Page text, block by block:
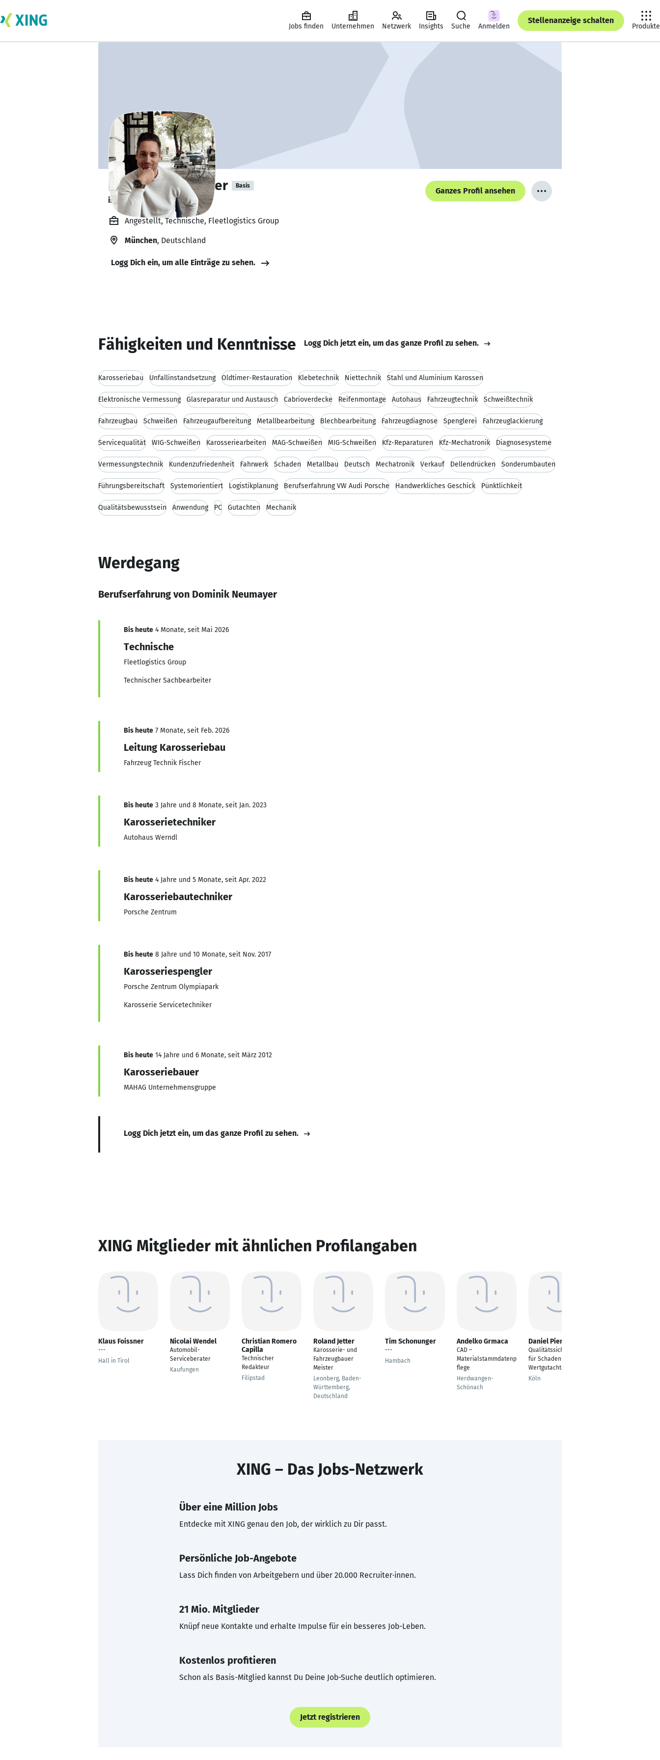
Jobs finden Unternehmen Netzwerk Insights Suche Anmelden
Stellenanzeige schalten
Produkte
Dominik Neumayer Basis
ist offen für Projekte. 🔎
Ganzes Profil ansehen
Angestellt, Technische, Fleetlogistics Group
München, Deutschland
Logg Dich ein, um alle Einträge zu sehen.
Fähigkeiten und Kenntnisse Logg Dich jetzt ein, um das ganze Profil zu sehen.
Karosseriebau Unfallinstandsetzung Oldtimer-Restauration Klebetechnik Niettechnik Stahl und Aluminium Karossen
Elektronische Vermessung Glasreparatur und Austausch Cabrioverdecke Reifenmontage Autohaus Fahrzeugtechnik Schweißtechnik
Fahrzeugbau Schweißen Fahrzeugaufbereitung Metallbearbeitung Blechbearbeitung Fahrzeugdiagnose Spenglerei Fahrzeuglackierung
Servicequalität WIG-Schweißen Karosseriearbeiten MAG-Schweißen MIG-Schweißen Kfz-Reparaturen Kfz-Mechatronik Diagnosesysteme
Vermessungstechnik Kundenzufriedenheit Fahrwerk Schaden Metallbau Deutsch Mechatronik Verkauf Dellendrücken Sonderumbauten
Führungsbereitschaft Systemorientiert Logistikplanung Berufserfahrung VW Audi Porsche Handwerkliches Geschick Pünktlichkeit
Qualitätsbewusstsein Anwendung PC Gutachten Mechanik
Werdegang
Berufserfahrung von Dominik Neumayer
Bis heute 4 Monate, seit Mai 2026
Technische
Fleetlogistics Group
Technischer Sachbearbeiter
Bis heute 7 Monate, seit Feb. 2026
Leitung Karosseriebau
Fahrzeug Technik Fischer
Bis heute 3 Jahre und 8 Monate, seit Jan. 2023
Karosserietechniker
Autohaus Werndl
Bis heute 4 Jahre und 5 Monate, seit Apr. 2022
Karosseriebautechniker
Porsche Zentrum
Bis heute 8 Jahre und 10 Monate, seit Nov. 2017
Karosseriespengler
Porsche Zentrum Olympiapark
Karosserie Servicetechniker
Bis heute 14 Jahre und 6 Monate, seit März 2012
Karosseriebauer
MAHAG Unternehmensgruppe
Logg Dich jetzt ein, um das ganze Profil zu sehen.
XING Mitglieder mit ähnlichen Profilangaben
Klaus Foissner
---
Hall in Tirol
Nicolai Wendel
Automobil-
Serviceberater
Kaufungen
Christian Romero
Capilla
Technischer
Redakteur
Filipstad
Roland Jetter
Karosserie- und
Fahrzeugbauer
Meister
Leonberg, Baden-
Württemberg,
Deutschland
Tim Schonunger
---
Hambach
Andelko Grmaca
CAD –
Materialstammdatenp
flege
Herdwangen-
Schönach
Daniel Pierkes
Qualitätssicherung
für Schaden- und
Wertgutachten
Köln
XING – Das Jobs-Netzwerk
Über eine Million Jobs
Entdecke mit XING genau den Job, der wirklich zu Dir passt.
Persönliche Job-Angebote
Lass Dich finden von Arbeitgebern und über 20.000 Recruiter·innen.
21 Mio. Mitglieder
Knüpf neue Kontakte und erhalte Impulse für ein besseres Job-Leben.
Kostenlos profitieren
Schon als Basis-Mitglied kannst Du Deine Job-Suche deutlich optimieren.
Jetzt registrieren